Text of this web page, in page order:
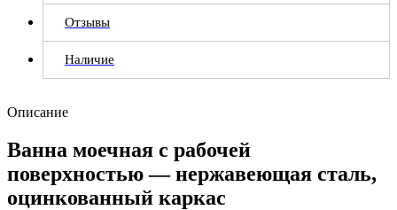
Отзывы
Наличие
Описание
Ванна моечная с рабочей
поверхностью — нержавеющая сталь,
оцинкованный каркас